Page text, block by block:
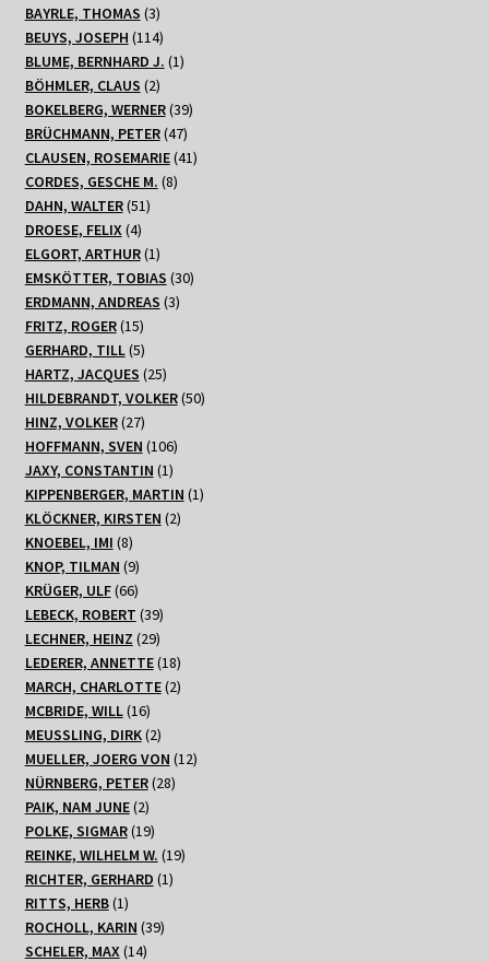
Produkte
BAYRLE, THOMAS 33
Produkte
BEUYS, JOSEPH 114114
Produkte
BLUME, BERNHARD J. 11
BÖHMLER, CLAUS 22
Produkte
BOKELBERG, WERNER 3939
BRÜCHMANN, PETER 4747
Produkte
CLAUSEN, ROSEMARIE 4141
CORDES, GESCHE M. 88
DAHN, WALTER 5151
DROESE, FELIX 44
Produkte
ELGORT, ARTHUR 11
Produkt
EMSKÖTTER, TOBIAS 3030
ERDMANN, ANDREAS 33
FRITZ, ROGER 1515
Produkte
GERHARD, TILL 55
Produkte
HARTZ, JACQUES 2525
Produkte
HILDEBRANDT, VOLKER 5050
HINZ, VOLKER 2727
Produkte
HOFFMANN, SVEN 106106
Produkte
JAXY, CONSTANTIN 11
Produkt
KIPPENBERGER, MARTIN 11
KLÖCKNER, KIRSTEN 22
KNOEBEL, IMI 88
Produkte
KNOP, TILMAN 99
Produkte
KRÜGER, ULF 6666
Produkte
LEBECK, ROBERT 3939
Produkte
LECHNER, HEINZ 2929
Produkte
LEDERER, ANNETTE 1818
Produkte
MARCH, CHARLOTTE 22
MCBRIDE, WILL 1616
Produkte
MEUSSLING, DIRK 22
Produkte
MUELLER, JOERG VON 1212
NÜRNBERG, PETER 2828
PAIK, NAM JUNE 22
Produkte
POLKE, SIGMAR 1919
Produkte
REINKE, WILHELM W. 1919
RICHTER, GERHARD 11
RITTS, HERB 11
Produkt
ROCHOLL, KARIN 3939
SCHELER, MAX 1414